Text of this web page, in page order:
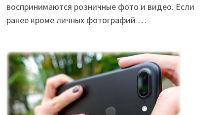
воспринимаются розничные фото и видео. Если
ранее кроме личных фотографий …